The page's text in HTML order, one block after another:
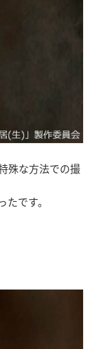
殊な方法での撮
です。